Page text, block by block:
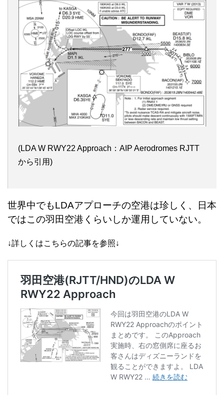
(LDA W RWY22 Approach：AIP Aerodromes RJTT
から引用)
世界中でもLDAアプローチの空港は珍しく、日本
ではこの羽田空港くらいしか運用していない。
↓詳しくはこちらの記事を参照↓